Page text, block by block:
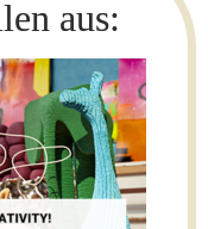
nicht
Browserfenster
das
werden mithilfe